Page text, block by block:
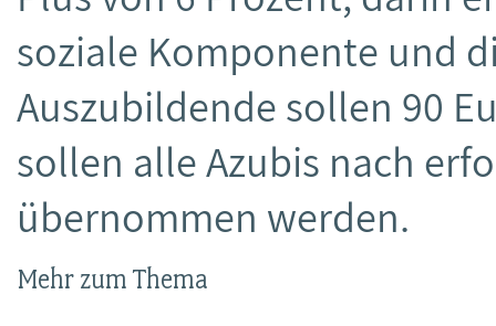
soziale Komponente und
Auszubildende sollen 90
sollen alle Azubis nach
übernommen werden.
Mehr zum Thema